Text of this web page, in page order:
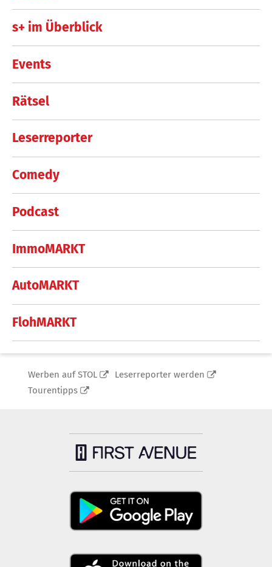
s+ im Überblick
Events
Rätsel
Leserreporter
Comedy
Podcast
ImmoMARKT
AutoMARKT
FlohMARKT
Werben auf STOL
Leserreporter werden
Tourentipps